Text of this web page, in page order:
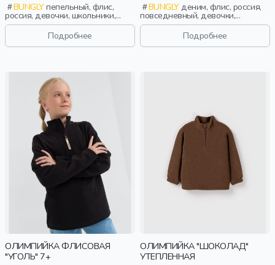
BUNGLYпепельный, флис,
россия, девочки, школьники,
подростки, дети
Подробнее
BUNGLYденим, флис, россия,
повседневный, девочки,
малыши, дошкольники, дети
Подробнее
ОЛИМПИЙКА ФЛИСОВАЯ
"УГОЛЬ" 7+
ОЛИМПИЙКА "ШОКОЛАД"
УТЕПЛЕННАЯ